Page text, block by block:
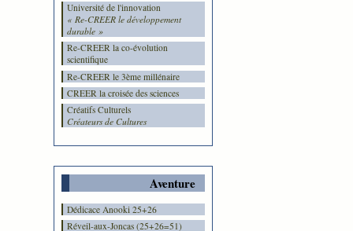
Université de l'innovation
« Re-CREER le développement
durable »
Re-CREER la co-évolution
scientifique
Re-CREER le 3ème millénaire
CREER la croisée des sciences
Créatifs Culturels
Créateurs de Cultures
Aventure
Dédicace Anooki 25+26
Réveil-aux-Joncas (25+26=51)